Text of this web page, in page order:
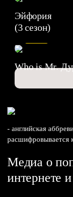
Эйфория
(3 сезон)
6.3
Who is Mr.
- английская
расшифровывается
Медиа о
интернете